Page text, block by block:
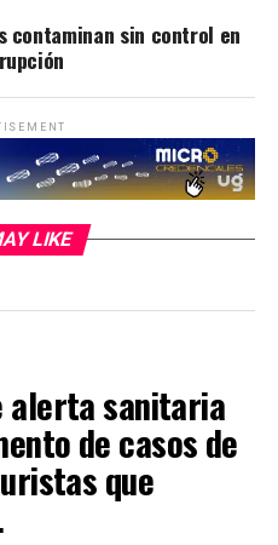
contaminan sin control en
LIKE
alerta sanitaria
de casos de
que